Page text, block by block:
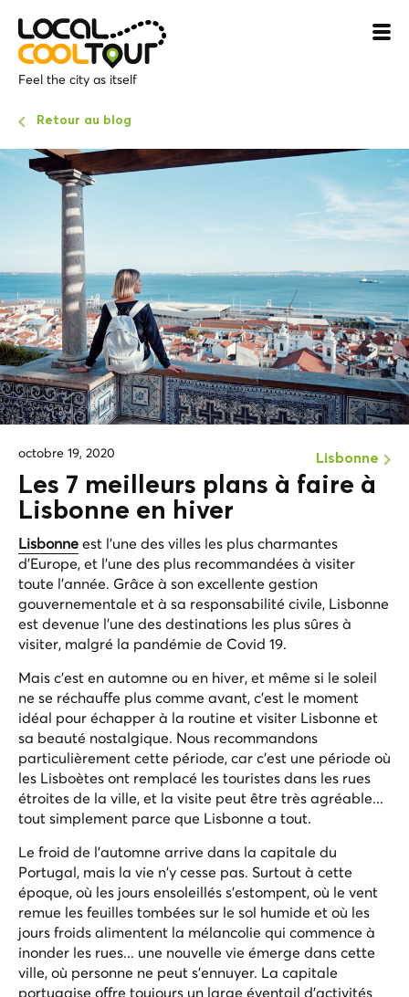
Feel the city as itself
Retour au blog
octobre 19, 2020 Lisbonne
Les 7 meilleurs plans à faire à
Lisbonne en hiver
Lisbonne est l'une des villes les plus charmantes
d'Europe, et l'une des plus recommandées à visiter
toute l'année. Grâce à son excellente gestion
gouvernementale et à sa responsabilité civile, Lisbonne
est devenue l'une des destinations les plus sûres à
visiter, malgré la pandémie de Covid 19.
Mais c'est en automne ou en hiver, et même si le soleil
ne se réchauffe plus comme avant, c'est le moment
idéal pour échapper à la routine et visiter Lisbonne et
sa beauté nostalgique. Nous recommandons
particulièrement cette période, car c'est une période où
les Lisboètes ont remplacé les touristes dans les rues
étroites de la ville, et la visite peut être très agréable...
tout simplement parce que Lisbonne a tout.
Le froid de l'automne arrive dans la capitale du
Portugal, mais la vie n'y cesse pas. Surtout à cette
époque, où les jours ensoleillés s'estompent, où le vent
remue les feuilles tombées sur le sol humide et où les
jours froids alimentent la mélancolie qui commence à
inonder les rues... une nouvelle vie émerge dans cette
ville, où personne ne peut s'ennuyer. La capitale
portugaise offre toujours un large éventail d'activités